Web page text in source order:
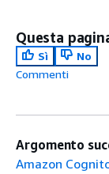
Questa
Sì
No
Commenti
Argomento
Amazon